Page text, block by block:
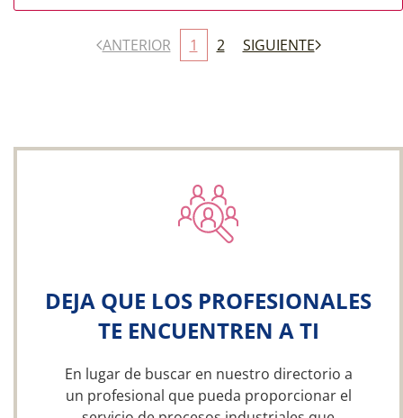
ANTERIOR 1 2 SIGUIENTE
DEJA QUE LOS PROFESIONALES
TE ENCUENTREN A TI
En lugar de buscar en nuestro directorio a
un profesional que pueda proporcionar el